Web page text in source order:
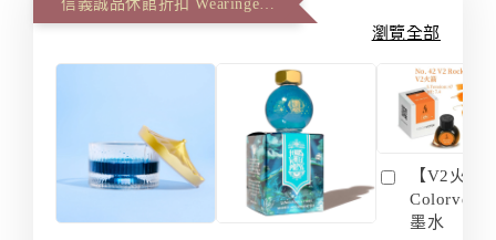
瀏覽全部
【V2火箭
Colorverse
墨水